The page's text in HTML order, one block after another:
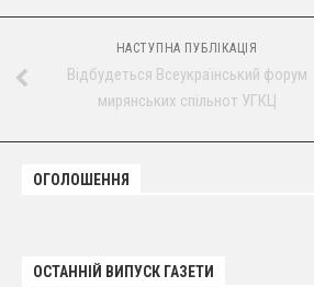
НАСТУПНА ПУБЛІКАЦІЯ
Відбудеться Всеукраїнський форум
мирянських спільнот УГКЦ
ОГОЛОШЕННЯ
ОСТАННІЙ ВИПУСК ГАЗЕТИ